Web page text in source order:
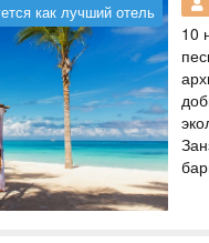
как лучший отель
10